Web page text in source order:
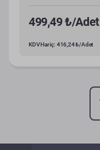
499,49 ₺/Adet
KDV Hariç: 416,24 ₺/Adet